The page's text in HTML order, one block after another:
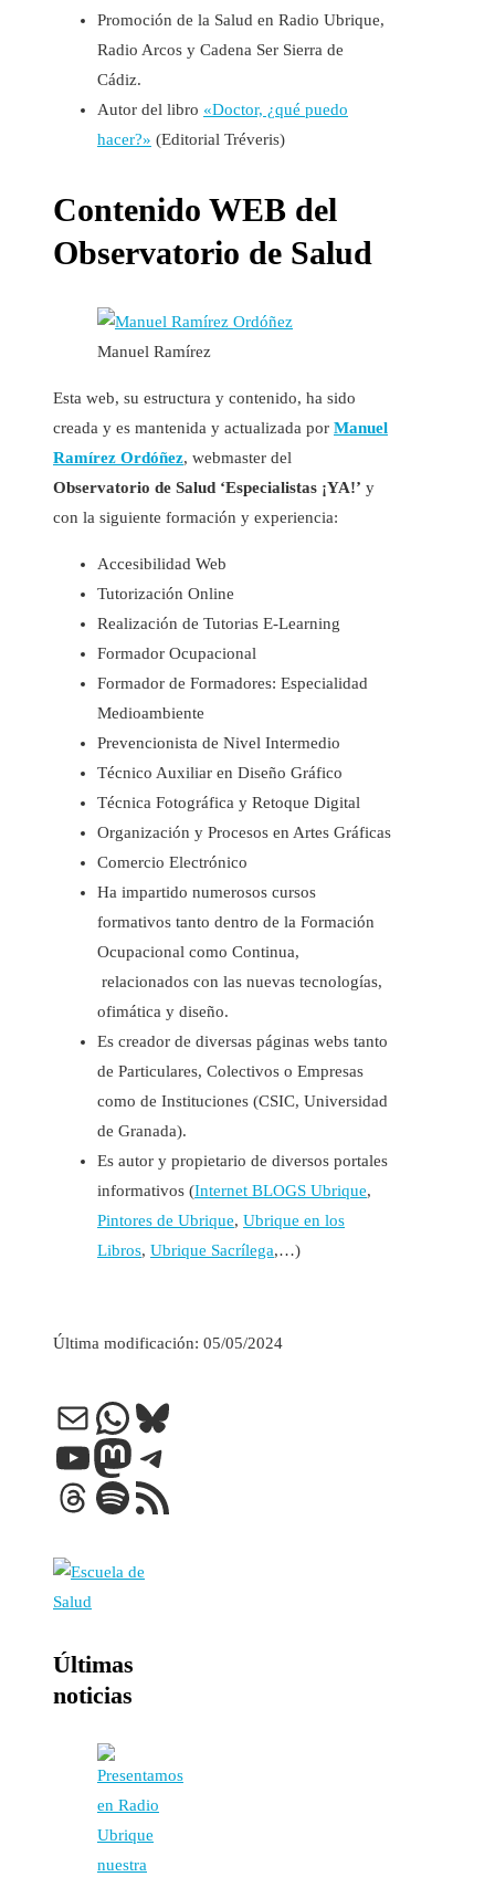
Promoción de la Salud en Radio Ubrique,
Radio Arcos y Cadena Ser Sierra de
Cádiz.
Autor del libro «Doctor, ¿qué puedo
hacer?» (Editorial Tréveris)
Contenido WEB del
Observatorio de Salud
Manuel Ramírez
Esta web, su estructura y contenido, ha sido
creada y es mantenida y actualizada por Manuel
Ramírez Ordóñez, webmaster del
Observatorio de Salud ‘Especialistas ¡YA!’ y
con la siguiente formación y experiencia:
Accesibilidad Web
Tutorización Online
Realización de Tutorias E-Learning
Formador Ocupacional
Formador de Formadores: Especialidad
Medioambiente
Prevencionista de Nivel Intermedio
Técnico Auxiliar en Diseño Gráfico
Técnica Fotográfica y Retoque Digital
Organización y Procesos en Artes Gráficas
Comercio Electrónico
Ha impartido numerosos cursos
formativos tanto dentro de la Formación
Ocupacional como Continua,
relacionados con las nuevas tecnologías,
ofimática y diseño.
Es creador de diversas páginas webs tanto
de Particulares, Colectivos o Empresas
como de Instituciones (CSIC, Universidad
de Granada).
Es autor y propietario de diversos portales
informativos (Internet BLOGS Ubrique,
Pintores de Ubrique, Ubrique en los
Libros, Ubrique Sacrílega,…)
Última modificación: 05/05/2024
Correo electrónico
WhatsApp
Bluesky
YouTube
Mastodon
Telegram
Threads
Spotify
Feed RSS
Últimas
noticias